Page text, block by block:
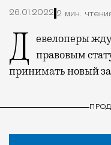
26.01.2022 2 мин.
Девелоперы ждут, когда власти определятся с правовым
принимать новый